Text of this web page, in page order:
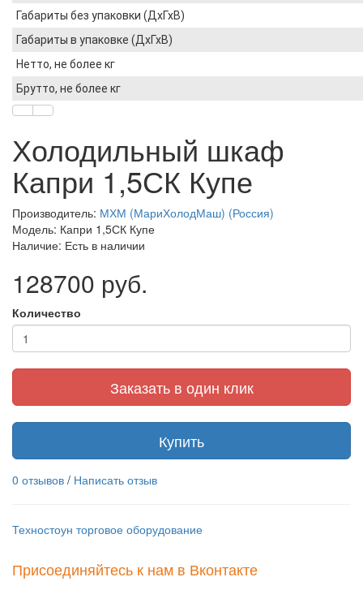
Габариты без упаковки (ДхГхВ)
Габариты в упаковке (ДхГхВ)
Нетто, не более кг
Брутто, не более кг
Холодильный шкаф
Капри 1,5СК Купе
Производитель: МХМ (МариХолодМаш) (Россия)
Модель: Капри 1,5СК Купе
Наличие: Есть в наличии
128700 руб.
Количество
Заказать в один клик
Купить
0 отзывов / Написать отзыв
Техностоун торговое оборудование
Присоединяйтесь к нам в Вконтакте